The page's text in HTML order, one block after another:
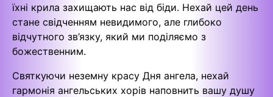
їхні крила захищають нас від біди. Нехай цей день
стане свідченням невидимого, але глибоко
відчутного зв’язку, який ми поділяємо з
божественним.
Святкуючи неземну красу Дня ангела, нехай
гармонія ангельських хорів наповнить вашу душу